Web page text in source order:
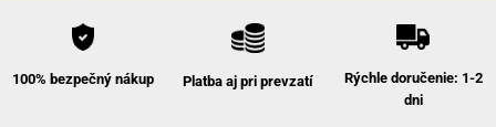
100% bezpečný nákup Platba aj pri prevzatí
Rýchle doručenie: 1-2
dni